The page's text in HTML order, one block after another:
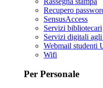
Recupero
SensusAccess
Servizi bibliotecari
Servizi digitali agli
Webmail studenti
Wifi
Per Personale